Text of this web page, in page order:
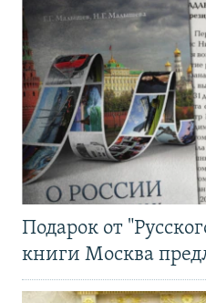
Подарок от
книги Москва